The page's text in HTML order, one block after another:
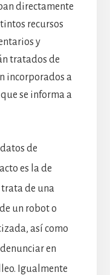
directamente
recursos
y
tratados de
incorporados a
se informa a
de
es la de
de una
un robot o
así como
en
Igualmente